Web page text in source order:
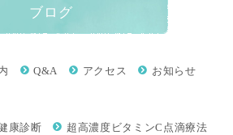
ブログ
Q&A アクセス
お知らせ
康診断
超高濃度ビタミンC点滴療法